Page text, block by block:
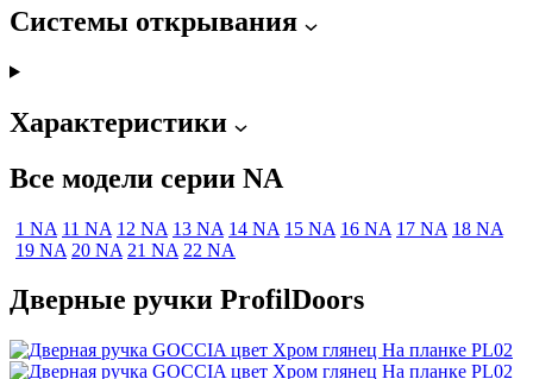
Системы открывания
Характеристики
Все модели серии NA
1 NA 11 NA 12 NA 13 NA 14 NA 15 NA 16 NA 17 NA 18 NA
19 NA 20 NA 21 NA 22 NA
Дверные ручки ProfilDoors